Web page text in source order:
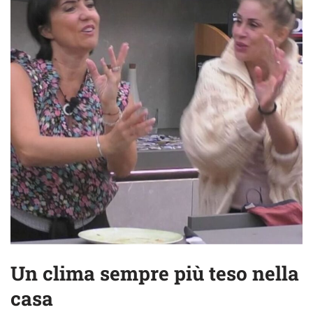
Un clima sempre più teso nella
casa